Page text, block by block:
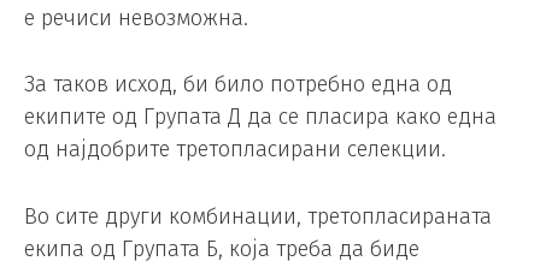
е речиси невозможна.
За таков исход, би било потребно една од
екипите од Групата Д да се пласира како една
од најдобрите третопласирани селекции.
Во сите други комбинации, третопласираната
екипа од Групата Б, која треба да биде